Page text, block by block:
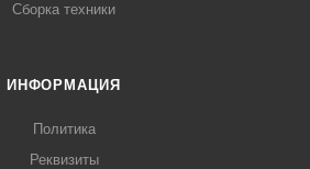
Сборка техники
ИНФОРМАЦИЯ
Политика
Реквизиты